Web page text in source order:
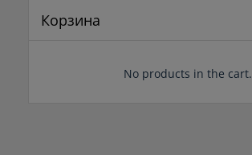
Корзина
No products in the cart.